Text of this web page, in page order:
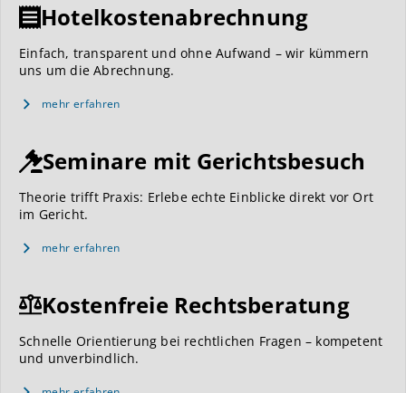
Hotelkostenabrechnung
Einfach, transparent und ohne Aufwand – wir kümmern
uns um die Abrechnung.
mehr erfahren
Seminare mit Gerichtsbesuch
Theorie trifft Praxis: Erlebe echte Einblicke direkt vor Ort
im Gericht.
mehr erfahren
Kostenfreie Rechtsberatung
Schnelle Orientierung bei rechtlichen Fragen – kompetent
und unverbindlich.